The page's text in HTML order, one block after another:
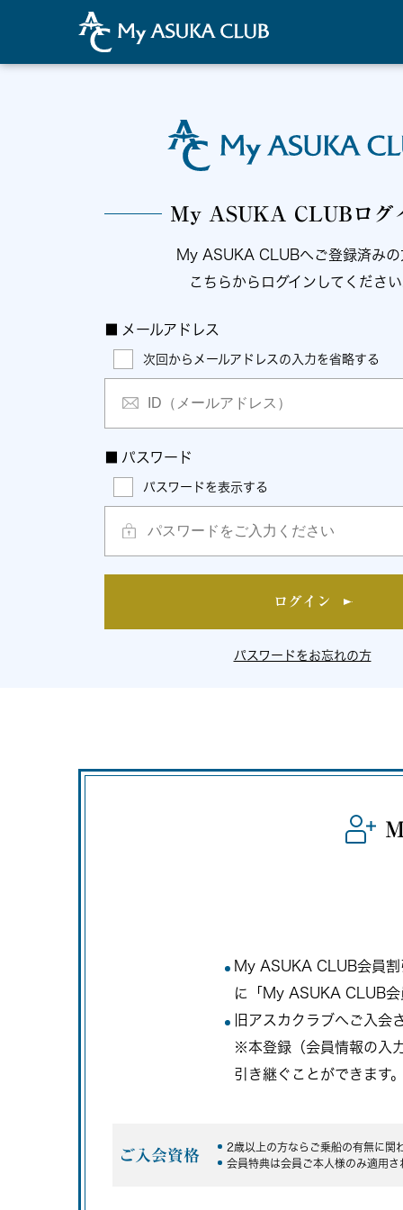
My ASUKA CLUBログ
My ASUKA CLUBへご登録済みの
こちらからログインしてくださ
メールアドレス
次回からメールアドレスの入力を省略する
パスワード
パスワードを表示する
ログイン
パスワードをお忘れの方
My ASUKA CLUB会員割
に「My ASUKA CLUB会
旧アスカクラブへご入
※本登録（会員情報の入
引き継ぐことができます
ご入会資格
2歳以上の方ならご乗船の有無に関
会員特典は会員ご本人様のみ適用さ